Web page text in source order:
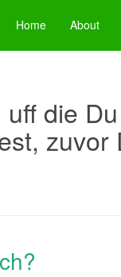
Home About
die
zuvor